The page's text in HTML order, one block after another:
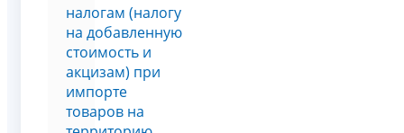
налогам (налогу
на добавленную
стоимость и
акцизам) при
импорте
товаров на